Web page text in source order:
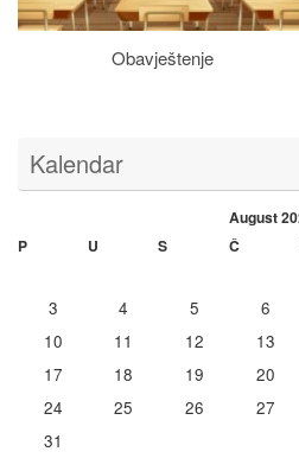
Obavještenje
Kalendar
August
P
U S Č
3
4 5 6
10
11 12 13
17
18 19 20
24
25 26 27
31